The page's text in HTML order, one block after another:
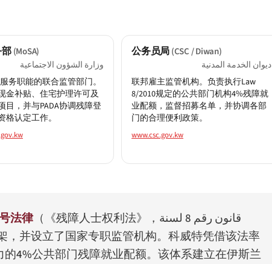
(MoSA)
وزارة الشؤون الاجتماعية
务职能的联合监管部门。
金补贴、住宅护理许可及
目，并与PADA协调残障登
格认定工作。
公务员局(CSC / Diwan)
ديوان الخدمة المدنية
联邦雇主监管机构。负责执行Law
8/2010规定的公共部门机构4%残障就
业配额，监督招募名单，并协调各部
门的合理便利政策。
www.csc.gov.kw
法律（《残障人士权利法》， قانون رقم 8 لسنة
并设立了国家专职监管机构。科威特凭借该法率
4%公共部门残障就业配额。该体系建立在伊斯兰